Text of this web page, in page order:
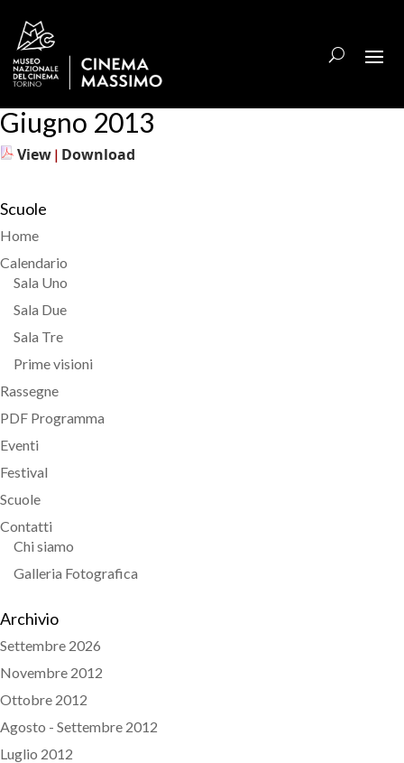
Giugno 2013
View | Download
Scuole
Home
Calendario
Sala Uno
Sala Due
Sala Tre
Prime visioni
Rassegne
PDF Programma
Eventi
Festival
Scuole
Contatti
Chi siamo
Galleria Fotografica
Archivio
Settembre 2026
Novembre 2012
Ottobre 2012
Agosto - Settembre 2012
Luglio 2012